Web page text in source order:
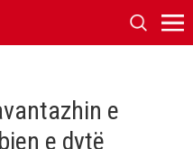
e
e dytë